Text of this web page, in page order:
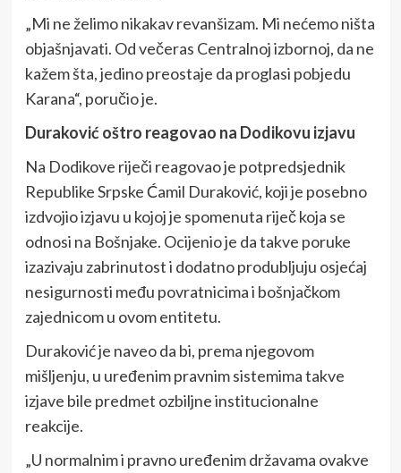
„Mi ne želimo nikakav revanšizam. Mi nećemo ništa
objašnjavati. Od večeras Centralnoj izbornoj, da ne
kažem šta, jedino preostaje da proglasi pobjedu
Karana“, poručio je.
Duraković oštro reagovao na Dodikovu izjavu
Na Dodikove riječi reagovao je potpredsjednik
Republike Srpske Ćamil Duraković, koji je posebno
izdvojio izjavu u kojoj je spomenuta riječ koja se
odnosi na Bošnjake. Ocijenio je da takve poruke
izazivaju zabrinutost i dodatno produbljuju osjećaj
nesigurnosti među povratnicima i bošnjačkom
zajednicom u ovom entitetu.
Duraković je naveo da bi, prema njegovom
mišljenju, u uređenim pravnim sistemima takve
izjave bile predmet ozbiljne institucionalne
reakcije.
„U normalnim i pravno uređenim državama ovakve